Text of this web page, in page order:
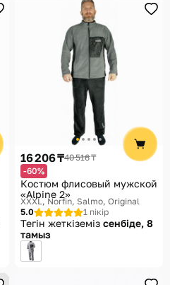
16 206 ₸40 516 ₸
-60%
Костюм флисовый мужской
«Alpine 2»
XXXL Norfin, Salmo, Original
5.0
1 пікір
Тегін жеткіземіз сенбіде, 8
тамыз